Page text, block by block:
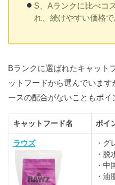
S、Aランクに比べコ
れ、続けやすい価格で
Bランクに選ばれたキャット
ットフードから選んでいま
ースの配合がないこともポイ
キャットフード名 ポイ
ラウズ
・グ
・脱
・中
・油